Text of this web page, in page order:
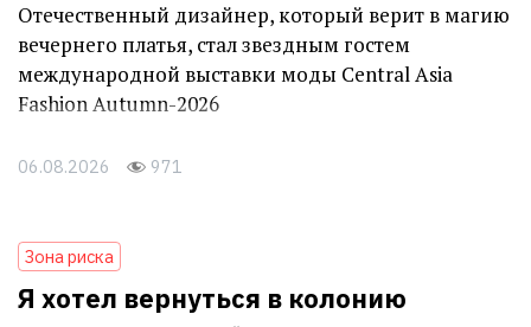
Отечественный дизайнер, который верит в магию
вечернего платья, стал звездным гостем
международной выставки моды Central Asia
Fashion Autumn-2026
06.08.2026 971
Зона риска
Я хотел вернуться в колонию